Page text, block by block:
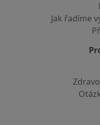
Jak řadíme